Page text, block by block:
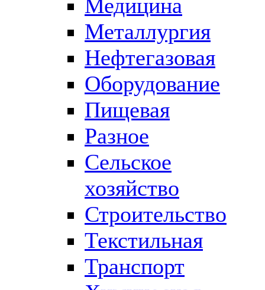
Медицина
Металлургия
Нефтегазовая
Оборудование
Пищевая
Разное
Сельское
хозяйство
Строительство
Текстильная
Транспорт